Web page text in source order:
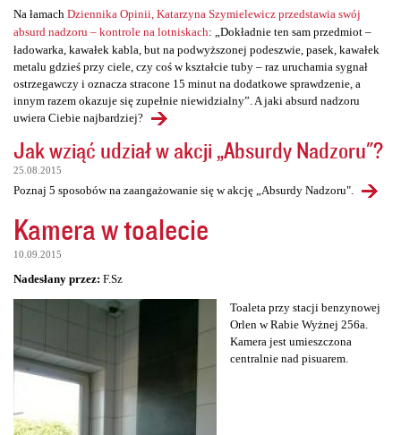
Na łamach Dziennika Opinii, Katarzyna Szymielewicz przedstawia swój
absurd nadzoru – kontrole na lotniskach: „Dokładnie ten sam przedmiot –
ładowarka, kawałek kabla, but na podwyższonej podeszwie, pasek, kawałek
metalu gdzieś przy ciele, czy coś w kształcie tuby – raz uruchamia sygnał
ostrzegawczy i oznacza stracone 15 minut na dodatkowe sprawdzenie, a
innym razem okazuje się zupełnie niewidzialny”. A jaki absurd nadzoru
uwiera Ciebie najbardziej?
Jak wziąć udział w akcji „Absurdy Nadzoru"?
25.08.2015
Poznaj 5 sposobów na zaangażowanie się w akcję „Absurdy Nadzoru".
Kamera w toalecie
10.09.2015
Nadesłany przez: F.Sz
Toaleta przy stacji benzynowej
Orlen w Rabie Wyżnej 256a.
Kamera jest umieszczona
centralnie nad pisuarem.